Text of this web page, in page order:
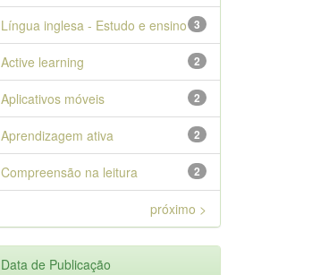
3
Língua inglesa - Estudo e ensino
2
Active learning
2
Aplicativos móveis
2
Aprendizagem ativa
2
Compreensão na leitura
próximo >
Data de Publicação